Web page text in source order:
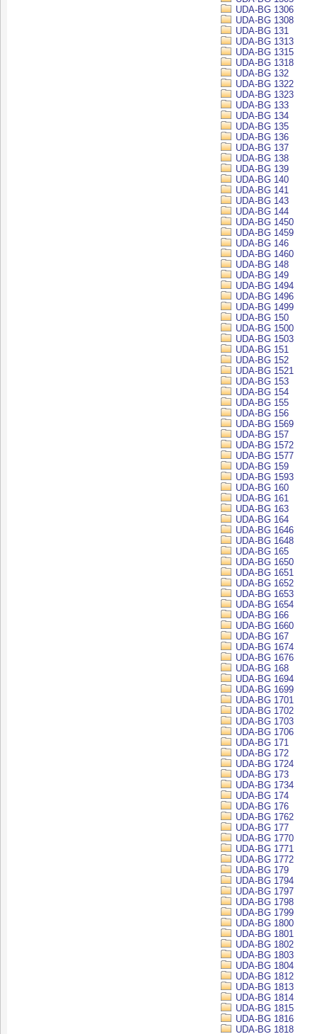
UDA-BG 1306
UDA-BG 1308
UDA-BG 131
UDA-BG 1313
UDA-BG 1315
UDA-BG 1318
UDA-BG 132
UDA-BG 1322
UDA-BG 1323
UDA-BG 133
UDA-BG 134
UDA-BG 135
UDA-BG 136
UDA-BG 137
UDA-BG 138
UDA-BG 139
UDA-BG 140
UDA-BG 141
UDA-BG 143
UDA-BG 144
UDA-BG 1450
UDA-BG 1459
UDA-BG 146
UDA-BG 1460
UDA-BG 148
UDA-BG 149
UDA-BG 1494
UDA-BG 1496
UDA-BG 1499
UDA-BG 150
UDA-BG 1500
UDA-BG 1503
UDA-BG 151
UDA-BG 152
UDA-BG 1521
UDA-BG 153
UDA-BG 154
UDA-BG 155
UDA-BG 156
UDA-BG 1569
UDA-BG 157
UDA-BG 1572
UDA-BG 1577
UDA-BG 159
UDA-BG 1593
UDA-BG 160
UDA-BG 161
UDA-BG 163
UDA-BG 164
UDA-BG 1646
UDA-BG 1648
UDA-BG 165
UDA-BG 1650
UDA-BG 1651
UDA-BG 1652
UDA-BG 1653
UDA-BG 1654
UDA-BG 166
UDA-BG 1660
UDA-BG 167
UDA-BG 1674
UDA-BG 1676
UDA-BG 168
UDA-BG 1694
UDA-BG 1699
UDA-BG 1701
UDA-BG 1702
UDA-BG 1703
UDA-BG 1706
UDA-BG 171
UDA-BG 172
UDA-BG 1724
UDA-BG 173
UDA-BG 1734
UDA-BG 174
UDA-BG 176
UDA-BG 1762
UDA-BG 177
UDA-BG 1770
UDA-BG 1771
UDA-BG 1772
UDA-BG 179
UDA-BG 1794
UDA-BG 1797
UDA-BG 1798
UDA-BG 1799
UDA-BG 1800
UDA-BG 1801
UDA-BG 1802
UDA-BG 1803
UDA-BG 1804
UDA-BG 1812
UDA-BG 1813
UDA-BG 1814
UDA-BG 1815
UDA-BG 1816
UDA-BG 1818